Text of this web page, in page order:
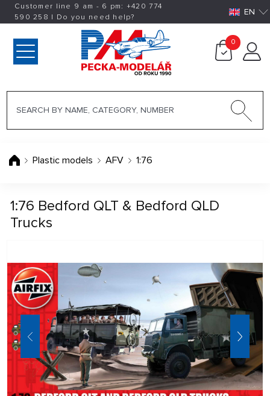
Customer line 9 am - 6 pm: +420774
590 258 | Do you need help? EN
0
Plastic models AFV 1:76
1:76 Bedford QLT & Bedford QLD
Trucks